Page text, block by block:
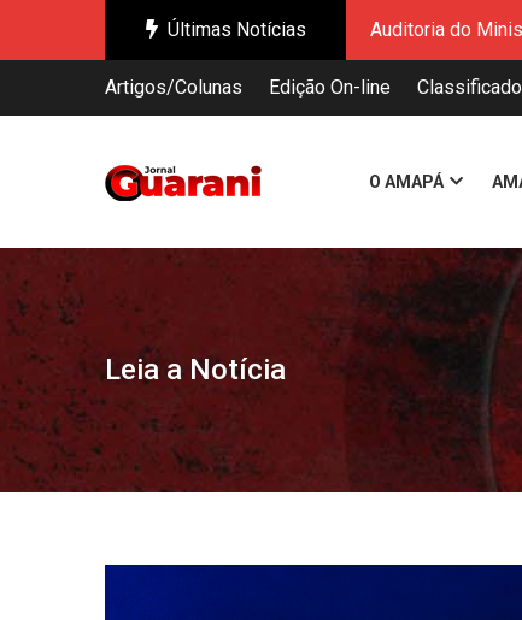
Últimas Notícias
Governo do
Governo do
Enquanto o
Ação do
Auditoria do
Governo do
Governo do
Enquanto o
Governo
Novo
Ação do
Artigos/Colunas Edição On-line
O AMAPÁ
Leia a Notícia